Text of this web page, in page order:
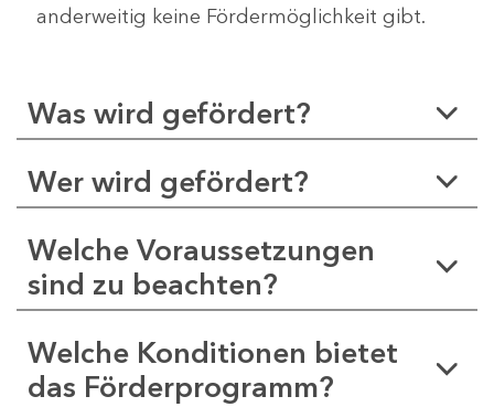
anderweitig keine Fördermöglichkeit gibt.
Was wird gefördert?
Wer wird gefördert?
Welche Voraussetzungen
sind zu beachten?
Welche Konditionen bietet
das Förderprogramm?